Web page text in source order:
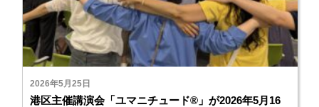
2026年5月25日
港区主催講演会「ユマニチュード®」が2026年5月16